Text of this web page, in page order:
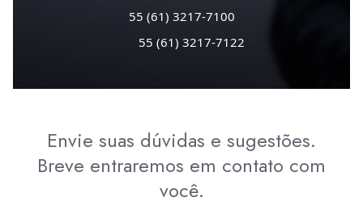
55 (61) 3217-7100
55 (61) 3217-7122
Envie suas dúvidas e sugestões.
Breve entraremos em contato com
você.